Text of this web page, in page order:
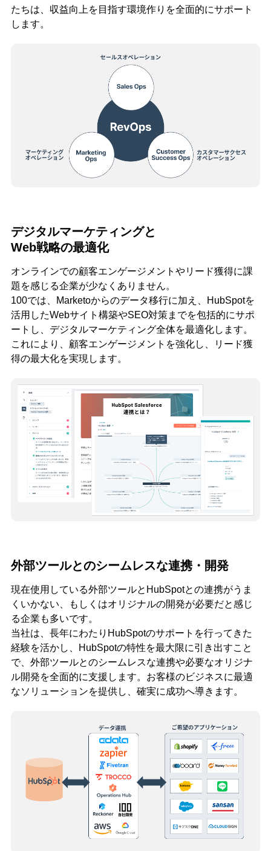
たちは、収益向上を目指す環境作りを全面的にサポート
します。
デジタルマーケティングと
Web戦略の最適化
オンラインでの顧客エンゲージメントやリード獲得に課
題を感じる企業が少なくありません。
100では、Marketoからのデータ移行に加え、HubSpotを
活用したWebサイト構築やSEO対策までを包括的にサポ
ートし、デジタルマーケティング全体を最適化します。
これにより、顧客エンゲージメントを強化し、リード獲
得の最大化を実現します。
外部ツールとのシームレスな連携・開発
現在使用している外部ツールとHubSpotとの連携がうま
くいかない、もしくはオリジナルの開発が必要だと感じ
る企業も多いです。
当社は、長年にわたりHubSpotのサポートを行ってきた
経験を活かし、HubSpotの特性を最大限に引き出すこと
で、外部ツールとのシームレスな連携や必要なオリジナ
ル開発を全面的に支援します。お客様のビジネスに最適
なソリューションを提供し、確実に成功へ導きます。